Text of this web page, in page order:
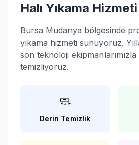
Halı Yıkama Hizmeti
Bursa Mudanya bölgesinde
yıkama hizmeti sunuyoruz.
son teknoloji ekipmanlarımızla
temizliyoruz.
🧼
Derin Temizlik